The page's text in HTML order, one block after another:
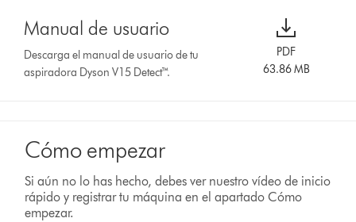
Manual de usuario
Descarga el manual de usuario de tu
aspiradora Dyson V15 Detect™.
PDF
63.86 MB
Cómo empezar
Si aún no lo has hecho, debes ver nuestro vídeo de inicio
rápido y registrar tu máquina en el apartado Cómo
empezar.